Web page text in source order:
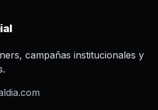
campañas institucionales y